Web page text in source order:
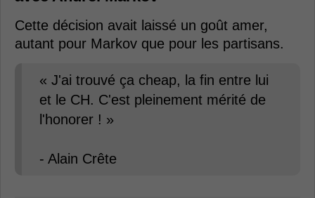
Cette décision avait laissé un goût amer,
autant pour Markov que pour les partisans.
« J'ai trouvé ça cheap, la fin entre lui
et le CH. C'est pleinement mérité de
l'honorer ! »
- Alain Crête